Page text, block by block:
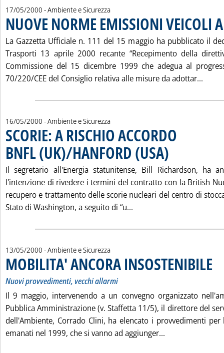
17/05/2000 - Ambiente e Sicurezza
NUOVE NORME EMISSIONI VEICOLI
La Gazzetta Ufficiale n. 111 del 15 maggio ha pubblicato il
Trasporti 13 aprile 2000 recante “Recepimento della
Commissione del 15 dicembre 1999 che adegua al
70/220/CEE del Consiglio relativa alle misure da adottar...
16/05/2000 - Ambiente e Sicurezza
SCORIE: A RISCHIO ACCORDO
BNFL (UK)/HANFORD (USA)
Il segretario all'Energia statunitense, Bill Richardson, ha
l'intenzione di rivedere i termini del contratto con la British
recupero e trattamento delle scorie nucleari del centro di
Stato di Washington, a seguito di “u...
13/05/2000 - Ambiente e Sicurezza
MOBILITA' ANCORA INSOSTENIBILE
Nuovi provvedimenti, vecchi allarmi
Il 9 maggio, intervenendo a un convegno organizzato
Pubblica Amministrazione (v. Staffetta 11/5), il direttore del
dell'Ambiente, Corrado Clini, ha elencato i provvedimenti
emanati nel 1999, che si vanno ad aggiunger...